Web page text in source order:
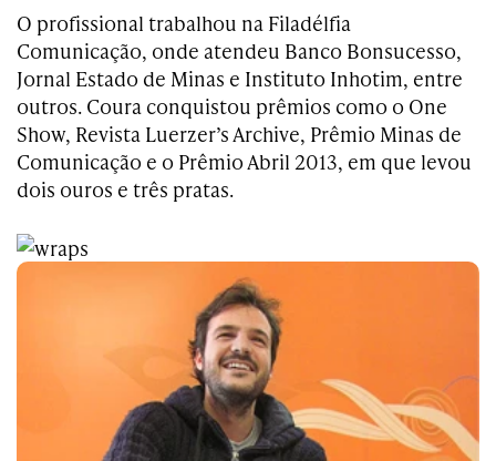
O profissional trabalhou na Filadélfia
Comunicação, onde atendeu Banco Bonsucesso,
Jornal Estado de Minas e Instituto Inhotim, entre
outros. Coura conquistou prêmios como o One
Show, Revista Luerzer’s Archive, Prêmio Minas de
Comunicação e o Prêmio Abril 2013, em que levou
dois ouros e três pratas.